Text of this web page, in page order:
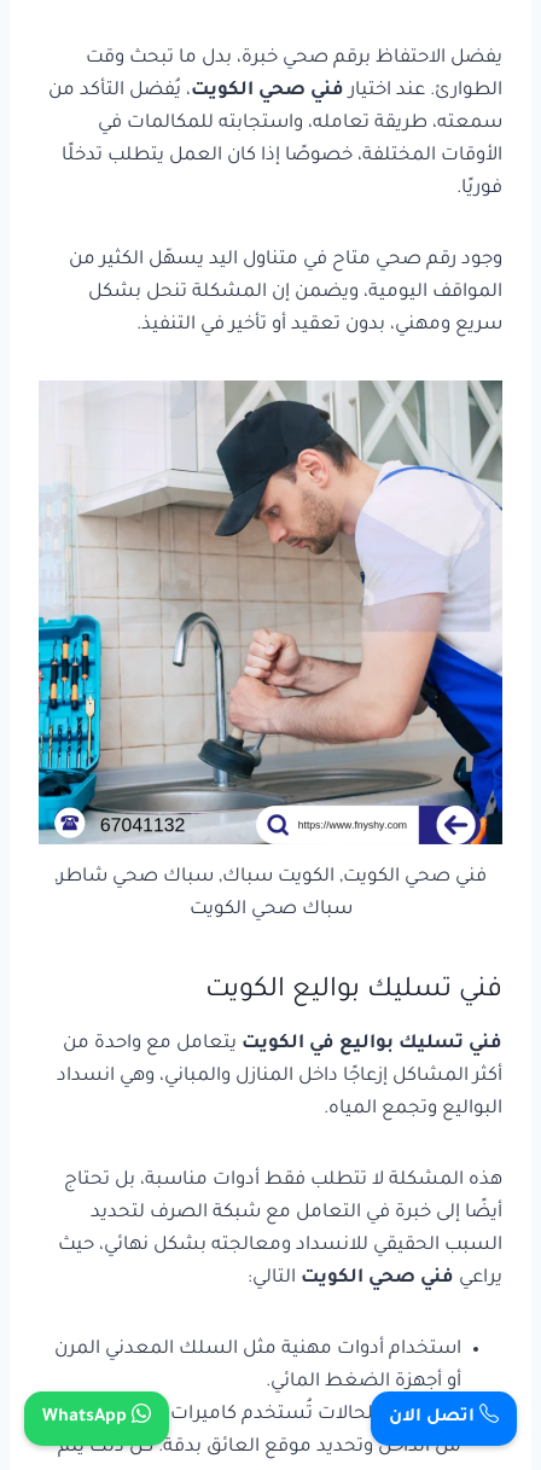
يفضل الاحتفاظ برقم صحي خبرة، بدل ما تبحث وقت
الطوارئ. عند اختيار فني صحي الكويت، يُفضل التأكد من
سمعته، طريقة تعامله، واستجابته للمكالمات في
الأوقات المختلفة، خصوصًا إذا كان العمل يتطلب تدخلًا
فوريًا.
وجود رقم صحي متاح في متناول اليد يسهّل الكثير من
المواقف اليومية، ويضمن إن المشكلة تنحل بشكل
سريع ومهني، بدون تعقيد أو تأخير في التنفيذ.
فني صحي الكويت, الكويت سباك, سباك صحي شاطر,
سباك صحي الكويت
فني تسليك بواليع الكويت
فني تسليك بواليع في الكويت يتعامل مع واحدة من
أكثر المشاكل إزعاجًا داخل المنازل والمباني، وهي انسداد
البواليع وتجمع المياه.
هذه المشكلة لا تتطلب فقط أدوات مناسبة، بل تحتاج
أيضًا إلى خبرة في التعامل مع شبكة الصرف لتحديد
السبب الحقيقي للانسداد ومعالجته بشكل نهائي، حيث
يراعي فني صحي الكويت التالي:
استخدام أدوات مهنية مثل السلك المعدني المرن
أو أجهزة الضغط المائي.
في بعض الحالات تُستخدم كاميرات لفحص الأنابيب
من الداخل وتحديد موقع العائق بدقة. كل ذلك يتم
اتصل الان